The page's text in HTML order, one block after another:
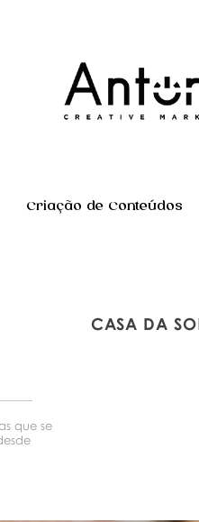
Criação de Conteúdos
CASA DA
que se